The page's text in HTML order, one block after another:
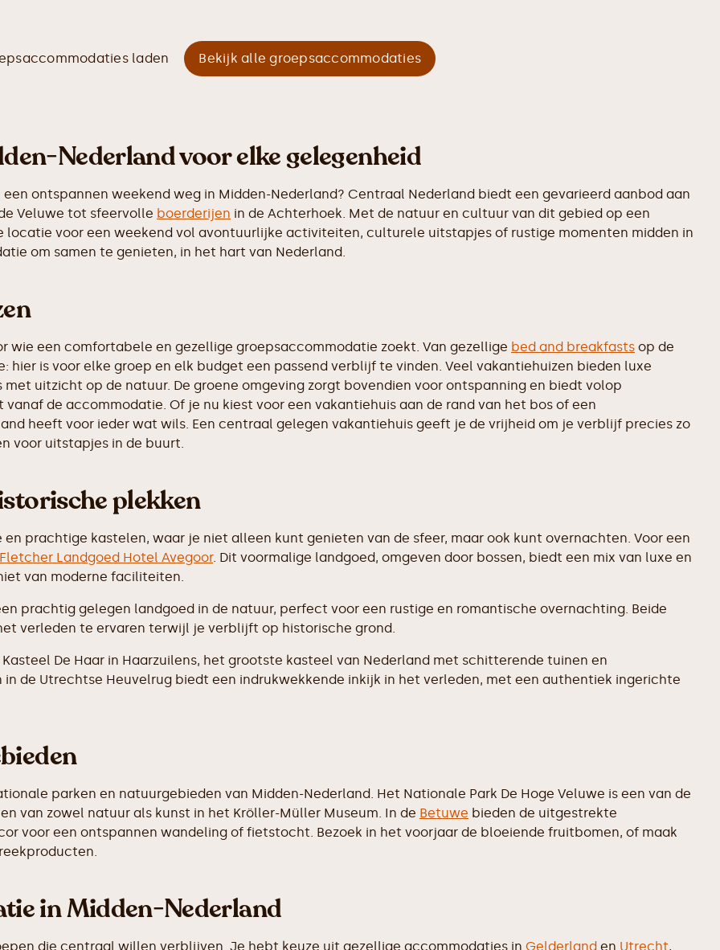
laden Bekijk alle groepsaccommodaties
Nederland voor elke gelegenheid
ontspannen weekend weg in Midden-Nederland? Centraal Nederland biedt een gevarieerd aanbod aan
Veluwe tot sfeervolle boerderijen in de Achterhoek. Met de natuur en cultuur van dit gebied op een
voor een weekend vol avontuurlijke activiteiten, culturele uitstapjes of rustige momenten midden in
om samen te genieten, in het hart van Nederland.
wie een comfortabele en gezellige groepsaccommodatie zoekt. Van gezellige bed and breakfasts op de
hier is voor elke groep en elk budget een passend verblijf te vinden. Veel vakantiehuizen bieden luxe
uitzicht op de natuur. De groene omgeving zorgt bovendien voor ontspanning en biedt volop
de accommodatie. Of je nu kiest voor een vakantiehuis aan de rand van het bos of een
heeft voor ieder wat wils. Een centraal gelegen vakantiehuis geeft je de vrijheid om je verblijf precies zo
voor uitstapjes in de buurt.
plekken
prachtige kastelen, waar je niet alleen kunt genieten van de sfeer, maar ook kunt overnachten. Voor een
Fletcher Landgoed Hotel Avegoor. Dit voormalige landgoed, omgeven door bossen, biedt een mix van luxe en
van moderne faciliteiten.
prachtig gelegen landgoed in de natuur, perfect voor een rustige en romantische overnachting. Beide
verleden te ervaren terwijl je verblijft op historische grond.
De Haar in Haarzuilens, het grootste kasteel van Nederland met schitterende tuinen en
de Utrechtse Heuvelrug biedt een indrukwekkende inkijk in het verleden, met een authentiek ingerichte
parken en natuurgebieden van Midden-Nederland. Het Nationale Park De Hoge Veluwe is een van de
van zowel natuur als kunst in het Kröller-Müller Museum. In de Betuwe bieden de uitgestrekte
voor een ontspannen wandeling of fietstocht. Bezoek in het voorjaar de bloeiende fruitbomen, of maak
in Midden-Nederland
die centraal willen verblijven. Je hebt keuze uit gezellige accommodaties in Gelderland en Utrecht,